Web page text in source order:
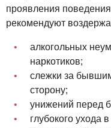
проявления
рекомендуют
алкогольных
наркотиков;
слежки за
сторону;
унижений перед
глубокого ухода